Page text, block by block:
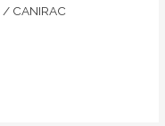
/ CANIRAC